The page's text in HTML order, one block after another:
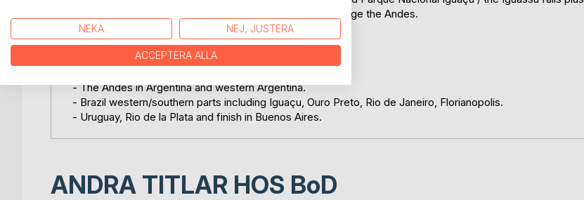
experience new parts of the world's longest mountain range the Andes.
Via:
- start Argentina. South to prioritized Patagonia/Argentina.
- The Andes in Argentina and western Argentina.
- Brazil western/southern parts including Iguaçu, Ouro Preto, Rio de Janeiro, Florianopolis.
- Uruguay, Rio de la Plata and finish in Buenos Aires.
ANDRA TITLAR HOS BoD
NEKA NEJ, JUSTERA
ACCEPTERA ALLA